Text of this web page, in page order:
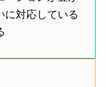
に対応している